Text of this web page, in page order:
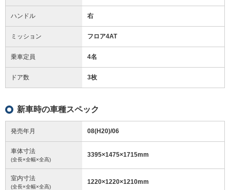
ハンドル 右
ミッション フロア4AT
乗車定員 4名
ドア数 3枚
新車時の車種スペック
発売年月 08(H20)/06
車体寸法
(全長×全幅×全高)
3395×1475×1715mm
室内寸法
(全長×全幅×全高)
1220×1220×1210mm